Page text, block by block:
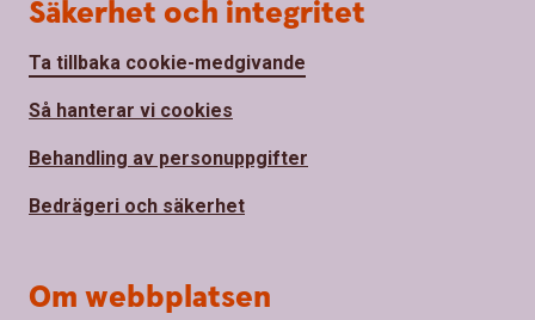
Säkerhet och integritet
Ta tillbaka cookie-medgivande
Så hanterar vi cookies
Behandling av personuppgifter
Bedrägeri och säkerhet
Om webbplatsen